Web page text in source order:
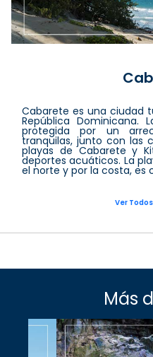
Cabarete es una ciudad
República Dominicana.
protegida por un
tranquilas, junto con las
playas de Cabarete y
deportes acuáticos. La
el norte y por la costa, es
Ver
Más